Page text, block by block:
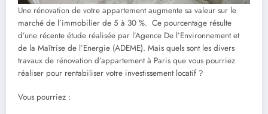
Une rénovation de votre appartement augmente sa valeur sur le
marché de l’immobilier de 5 à 30 %. Ce pourcentage résulte
d’une récente étude réalisée par l’Agence De l’Environnement et
de la Maîtrise de l’Energie (ADEME). Mais quels sont les divers
travaux de rénovation d’appartement à Paris que vous pourriez
réaliser pour rentabiliser votre investissement locatif ?
Vous pourriez :